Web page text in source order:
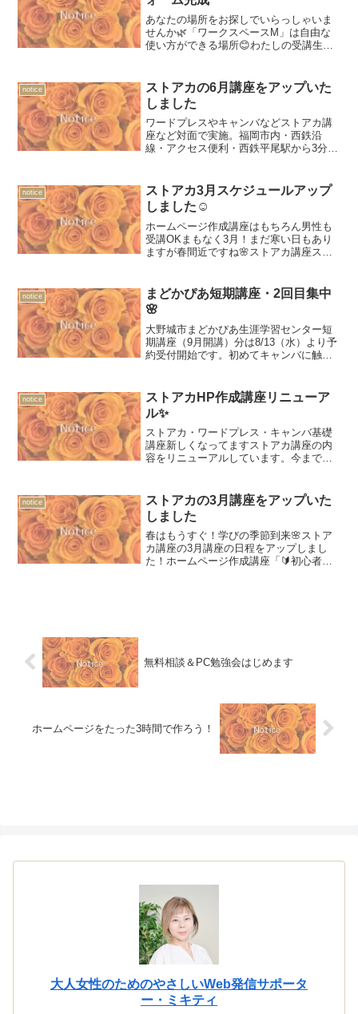
あなたの場所をお探しでいらっしゃいま
せんか🌿「ワークスペースM」は自由な
使い方ができる場所😊わたしの受講生さ
しいなと思って準備しました以前、パー
ソナルカラー診断をする時...
notice
ストアカの6月講座をアップいた
しました
ワードプレスやキャンバなどストアカ講
座など対面で実施。福岡市内・西鉄沿
線・アクセス便利・西鉄平尾駅から3分の
ワークショップが出来るレンタルスペー
スとしてもお使いいただけます。
notice
ストアカ3月スケジュールアップ
しました☺
ホームページ作成講座はもちろん男性も
受講OKまもなく3月！まだ寒い日もあり
ますが春間近ですね🌸ストアカ講座スケ
けるようになりましたあなたのブログや
ホームページを作って情...
notice
まどかぴあ短期講座・2回目集中
🌸
大野城市まどかぴあ生涯学習センター短
期講座（9月開講）分は8/13（水）より予
約受付開始です。初めてキャンバに触れ
刺やチラシ、はがきなども素敵にデザイ
ンできます。初心者、パソコン苦手でも
大丈夫です。
notice
ストアカHP作成講座リニューア
ル✨
ストアカ・ワードプレス・キャンバ基礎
講座新しくなってますストアカ講座の内
容をリニューアルしています。今まで通
ームページ作成準備シート」を差し上げ
ています📦公式ラインから...
notice
ストアカの3月講座をアップいた
しました
春はもうすぐ！学びの季節到来🌸ストア
カ講座の3月講座の日程をアップしまし
た！ホームページ作成講座「🔰初心者歓
無料相談＆PC勉強会はじめます
ホームページをたった3時間で作ろう！
大人女性のためのやさしいWeb発信サポータ
ー・ミキティ